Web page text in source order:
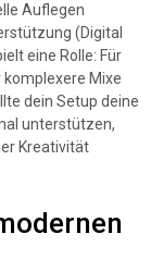
Auflegen
(Digital
eine Rolle: Für
Mixe
dein Setup deine
unterstützen,
Kreativität